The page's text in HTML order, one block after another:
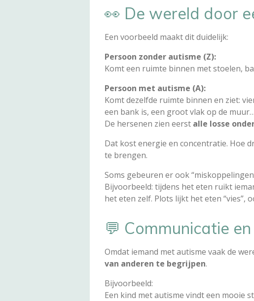
👀 De wereld door
Een voorbeeld maakt dit duidelijk:
Persoon zonder autisme (Z):
Komt een ruimte binnen met stoelen,
Persoon met autisme (A):
Komt dezelfde ruimte binnen en ziet:
een bank is, een groot vlak op de muur…
De hersenen zien eerst alle losse
Dat kost energie en concentratie. Hoe
te brengen.
Soms gebeuren er ook
Bijvoorbeeld: tijdens het eten ruikt
het eten zelf. Plots lijkt het eten “vies”,
💬 Communicatie
Omdat iemand met autisme vaak de
van anderen te begrijpen.
Bijvoorbeeld:
Een kind met autisme vindt een mooie